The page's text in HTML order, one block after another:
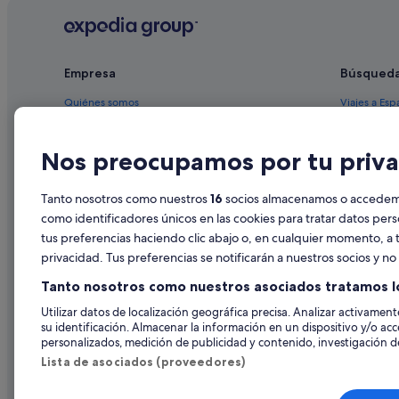
Hoteles con gimnasio en Punta Umbría
Hoteles LGTBQIA en Punta Umbría
Villas en Punta Umbría
Hoteles con spa en Punta Umbría
Hoteles cerca de Estadio Nuevo Colombino
Hoteles cerca de Reserva natural Marismas del Odiel
Albergues en Punta Umbría
Hoteles que aceptan mascotas en Punta Umbría
Hoteles para ir de compras en Punta Umbría
Hoteles con piscina en Punta Umbría
Hoteles cerca de Monasterio de La Rábida
Empresa
Quiénes somos
Anuncia tu alojamiento
Prensa
Viajes a
Alquileres
Vuelos
Alquiler de
Nos preocupamos por tu
Tanto nosotros como nuestros16 socios almacenamos o
como identificadores únicos en las cookies para tratar datos
tus preferencias haciendo clic abajo o, en cualquier momento,
privacidad. Tus preferencias se notificarán a nuestros socios y
Tanto nosotros como nuestros asociados tratamos
Utilizar datos de localización geográfica precisa. Analizar
su identificación. Almacenar la información en un dispositivo y/o
personalizados, medición de publicidad y contenido, investigación
Lista de asociados (proveedores)